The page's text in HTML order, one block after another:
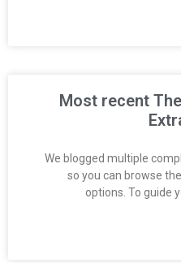
Most recent
We blogged multiple
so you can browse
options. To guide